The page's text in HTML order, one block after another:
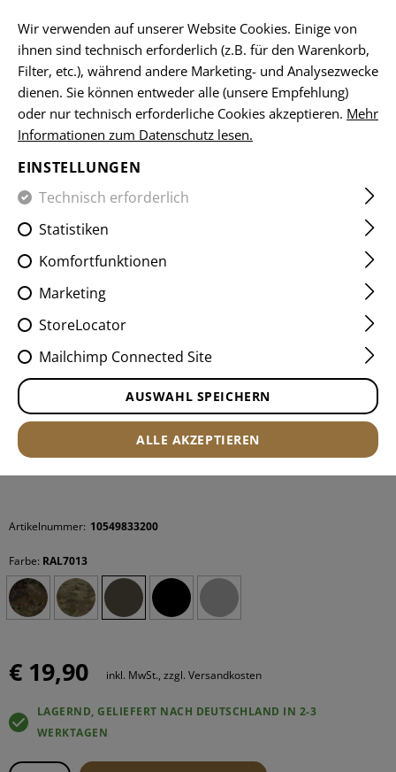
HOME KLEIDUNG SHIRTS COMBAT SHIRTS
BREACHER HOOD
Artikelnummer: 10549833200
Farbe: RAL7013
€ 19,90 inkl. MwSt., zzgl. Versandkosten
LAGERND, GELIEFERT NACH DEUTSCHLAND IN 2-3
WERKTAGEN
Wir verwenden auf unserer Website Cookies. Einige von
ihnen sind technisch erforderlich (z.B. für den Warenkorb,
Filter, etc.), während andere Marketing- und Analysezwecke
dienen. Sie können entweder alle (unsere Empfehlung)
oder nur technisch erforderliche Cookies akzeptieren. Mehr
Informationen zum Datenschutz lesen.
EINSTELLUNGEN
Technisch erforderlich
Statistiken
Komfortfunktionen
Marketing
StoreLocator
Mailchimp Connected Site
AUSWAHL SPEICHERN
ALLE AKZEPTIEREN